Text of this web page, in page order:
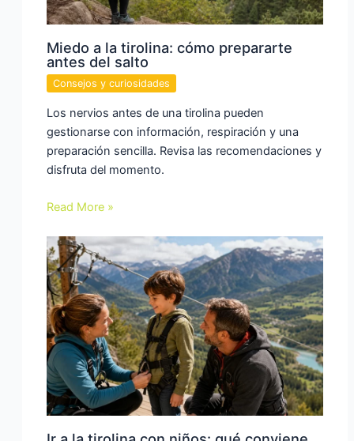
Miedo a la tirolina: cómo prepararte
antes del salto
Consejos y curiosidades
Los nervios antes de una tirolina pueden
gestionarse con información, respiración y una
preparación sencilla. Revisa las recomendaciones y
disfruta del momento.
Read More »